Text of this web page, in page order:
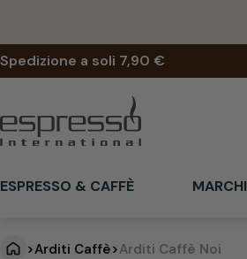
contenuto
Spedizione a soli 7,90 €
ESPRESSO & CAFFÈ MARCHI
>Arditi Caffè>Arditi Caffè Noi